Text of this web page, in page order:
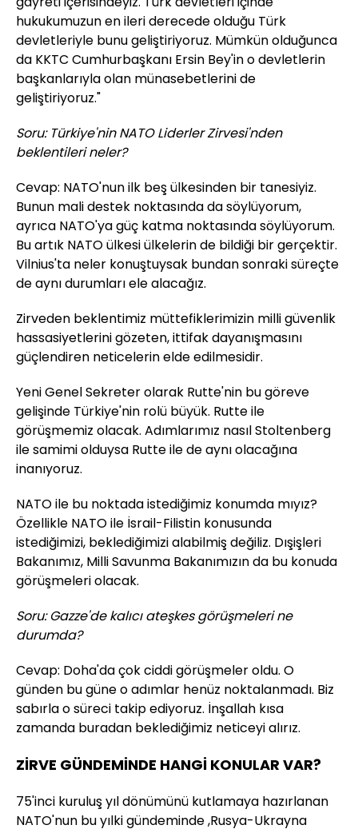
hukukumuzun en ileri derecede olduğu Türk
devletleriyle bunu geliştiriyoruz. Mümkün olduğunca
da KKTC Cumhurbaşkanı Ersin Bey'in o devletlerin
başkanlarıyla olan münasebetlerini de
geliştiriyoruz."
Soru: Türkiye'nin NATO Liderler Zirvesi'nden
beklentileri neler?
Cevap: NATO'nun ilk beş ülkesinden bir tanesiyiz.
Bunun mali destek noktasında da söylüyorum,
ayrıca NATO'ya güç katma noktasında söylüyorum.
Bu artık NATO ülkesi ülkelerin de bildiği bir gerçektir.
Vilnius'ta neler konuştuysak bundan sonraki süreçte
de aynı durumları ele alacağız.
Zirveden beklentimiz müttefiklerimizin milli güvenlik
hassasiyetlerini gözeten, ittifak dayanışmasını
güçlendiren neticelerin elde edilmesidir.
Yeni Genel Sekreter olarak Rutte'nin bu göreve
gelişinde Türkiye'nin rolü büyük. Rutte ile
görüşmemiz olacak. Adımlarımız nasıl Stoltenberg
ile samimi olduysa Rutte ile de aynı olacağına
inanıyoruz.
NATO ile bu noktada istediğimiz konumda mıyız?
Özellikle NATO ile İsrail-Filistin konusunda
istediğimizi, beklediğimizi alabilmiş değiliz. Dışişleri
Bakanımız, Milli Savunma Bakanımızın da bu konuda
görüşmeleri olacak.
Soru: Gazze'de kalıcı ateşkes görüşmeleri ne
durumda?
Cevap: Doha'da çok ciddi görüşmeler oldu. O
günden bu güne o adımlar henüz noktalanmadı. Biz
sabırla o süreci takip ediyoruz. İnşallah kısa
zamanda buradan beklediğimiz neticeyi alırız.
ZİRVE GÜNDEMİNDE HANGİ KONULAR VAR?
75'inci kuruluş yıl dönümünü kutlamaya hazırlanan
NATO'nun bu yılki gündeminde ,Rusya-Ukrayna